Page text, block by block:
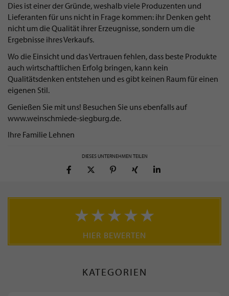
Dies ist einer der Gründe, weshalb viele Produzenten und
Lieferanten für uns nicht in Frage kommen: ihr Denken geht
nicht um die Qualität ihrer Erzeugnisse, sondern um die
Ergebnisse ihres Verkaufs.
Wo die Einsicht und das Vertrauen fehlen, dass beste Produkte
auch wirtschaftlichen Erfolg bringen, kann kein
Qualitätsdenken entstehen und es gibt keinen Raum für einen
eigenen Stil.
Genießen Sie mit uns! Besuchen Sie uns ebenfalls auf
www.weinschmiede-siegburg.de.
Ihre Familie Lehnen
DIESES UNTERNEHMEN TEILEN
HIER BEWERTEN
KATEGORIEN